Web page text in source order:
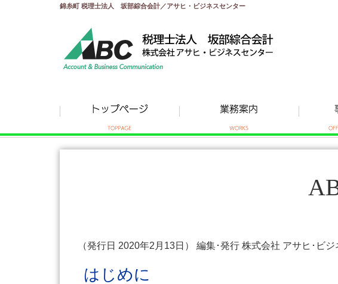
錦糸町 税理士法人 坂部綜合会計／アサヒ・ビジネスセンター
（発行日 2020年2月13日） 編集･発行 株式会社 アサヒ･ビ
はじめに